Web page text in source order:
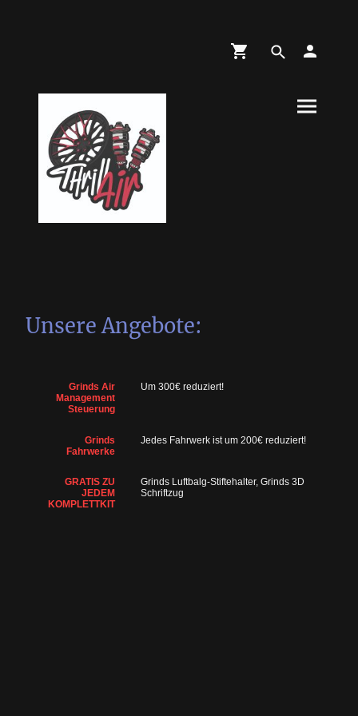
Unsere Angebote:
Grinds Air
Management
Steuerung
Um 300€ reduziert!
Grinds
Fahrwerke
Jedes Fahrwerk ist um 200€ reduziert!
GRATIS ZU
JEDEM
KOMPLETTKIT
Grinds Luftbalg-Stiftehalter, Grinds 3D
Schriftzug